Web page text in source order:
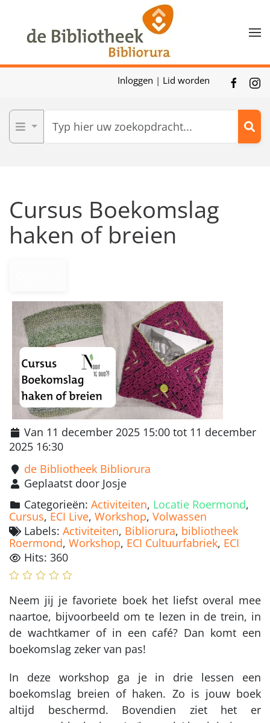
Skip to main content
Inloggen | Lid worden
Cursus Boekomslag
haken of breien
Van 11 december 2025 15:00 tot 11 december
2025 16:30
de Bibliotheek Bibliorura
Geplaatst door Josje
Categorieën: Activiteiten, Locatie Roermond,
Cursus, ECI Live, Workshop, Volwassen
Labels: Activiteiten, Bibliorura, bibliotheek
Roermond, Workshop, ECI Cultuurfabriek, ECI
Hits: 360
Neem jij je favoriete boek het liefst overal mee
naartoe, bijvoorbeeld om te lezen in de trein, in
de wachtkamer of in een café? Dan komt een
boekomslag zeker van pas!
In deze workshop ga je in drie lessen een
boekomslag breien of haken. Zo is jouw boek
altijd beschermd. Bovendien ziet het er